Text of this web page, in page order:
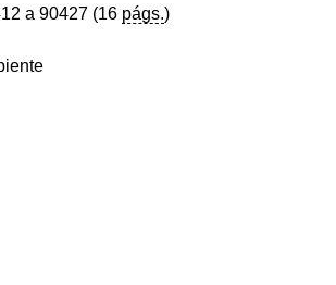
a 90427 (16 págs.)